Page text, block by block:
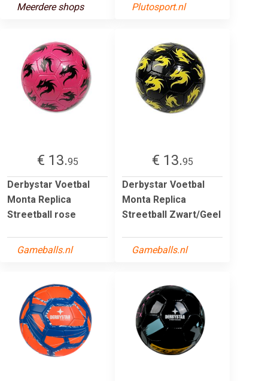
Meerdere shops Plutosport.nl
€ 13.95
Derbystar Voetbal
Monta Replica
Streetball rose
Gameballs.nl
€ 13.95
Derbystar Voetbal
Monta Replica
Streetball Zwart/Geel
Gameballs.nl